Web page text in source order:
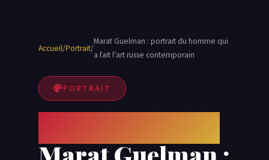
Accueil/Portrait/
Marat Guelman : portrait du homme qui
a fait l'art russe contemporain
PORTRAIT